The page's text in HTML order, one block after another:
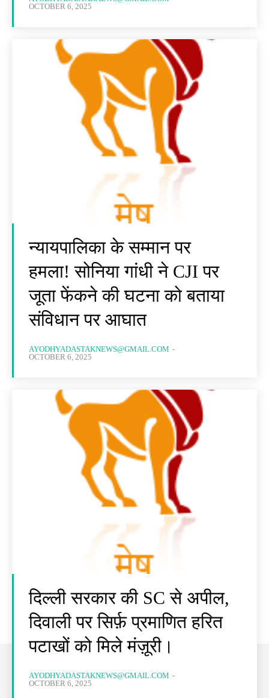
OCTOBER 6, 2025
न्यायपालिका के सम्मान पर
हमला! सोनिया गांधी ने CJI पर
जूता फेंकने की घटना को बताया
संविधान पर आघात
AYODHYADASTAKNEWS@GMAIL.COM -
OCTOBER 6, 2025
दिल्ली सरकार की SC से अपील,
दिवाली पर सिर्फ़ प्रमाणित हरित
पटाखों को मिले मंज़ूरी।
AYODHYADASTAKNEWS@GMAIL.COM -
OCTOBER 6, 2025